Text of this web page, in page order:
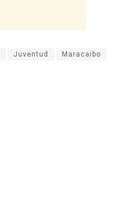
Juventud Maracaibo